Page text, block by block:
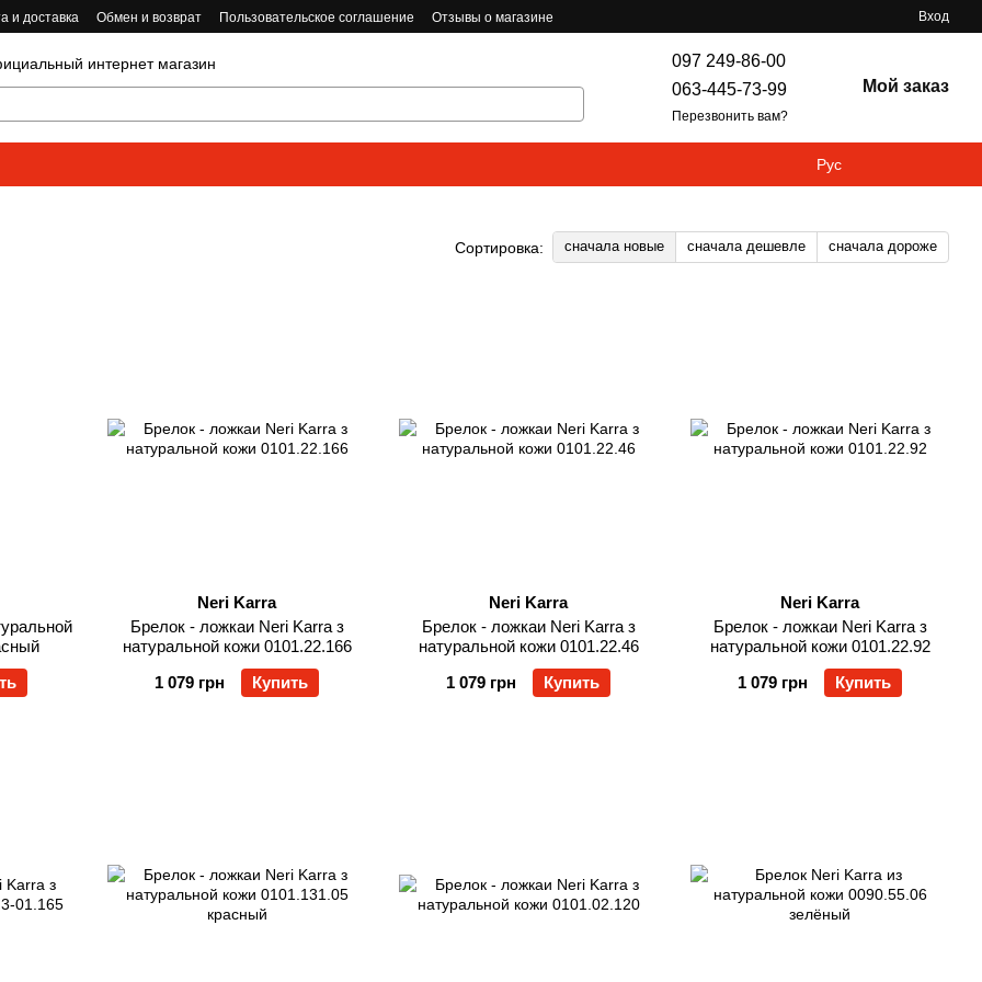
и доставка Обмен и возврат Пользовательское соглашение Отзывы о магазине Вход
интернет магазин
097 249-86-00
063-445-73-99
Перезвонить вам?
Мой заказ
Рус
Сортировка: сначала новые сначала дешевле сначала дороже
Neri Karra
Брелок - ложкаи Neri Karra з
натуральной кожи 0101.22.166
1 079 грн
Купить
Neri Karra
Брелок - ложкаи Neri Karra з
натуральной кожи 0101.22.46
1 079 грн
Купить
Neri Karra
Брелок - ложкаи Neri Karra з
натуральной кожи 0101.22.92
1 079 грн
Купить